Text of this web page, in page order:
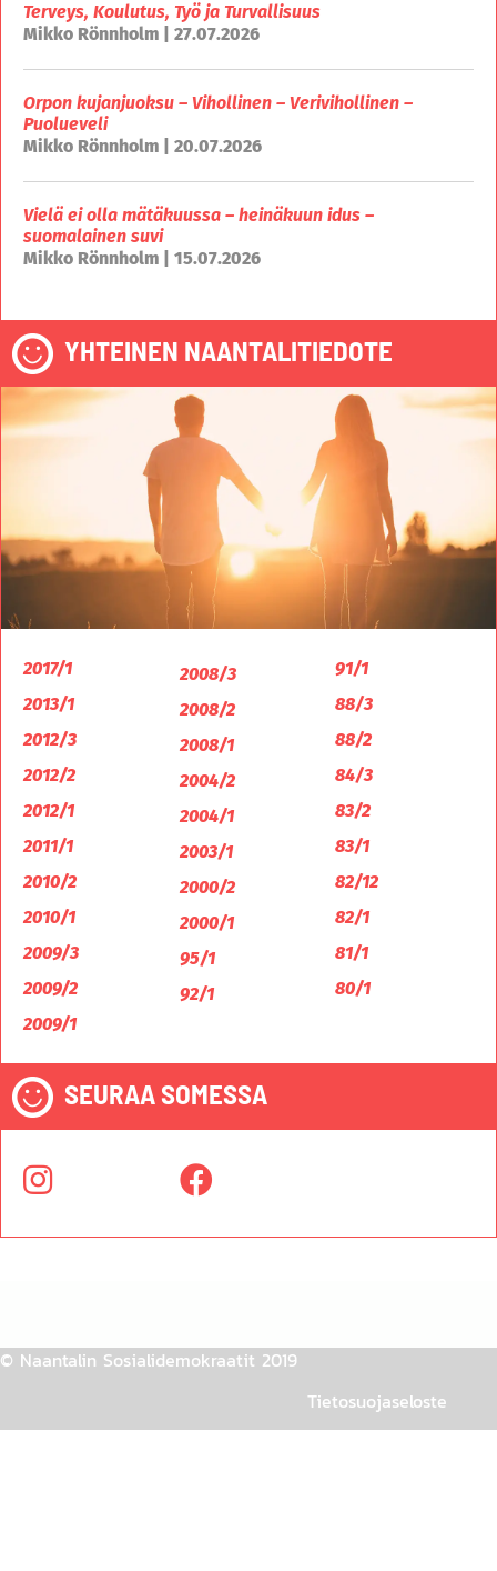
Terveys, Koulutus, Työ ja Turvallisuus
Mikko Rönnholm | 27.07.2026
Orpon kujanjuoksu – Vihollinen – Verivihollinen –
Puolueveli
Mikko Rönnholm | 20.07.2026
Vielä ei olla mätäkuussa – heinäkuun idus –
suomalainen suvi
Mikko Rönnholm | 15.07.2026
YHTEINEN NAANTALITIEDOTE
2017/1
2013/1
2012/3
2012/2
2012/1
2011/1
2010/2
2010/1
2009/3
2009/2
2009/1
2008/3
2008/2
2008/1
2004/2
2004/1
2003/1
2000/2
2000/1
95/1
92/1
91/1
88/3
88/2
84/3
83/2
83/1
82/12
82/1
81/1
80/1
SEURAA SOMESSA
© Naantalin Sosialidemokraatit 2019
Tietosuojaseloste